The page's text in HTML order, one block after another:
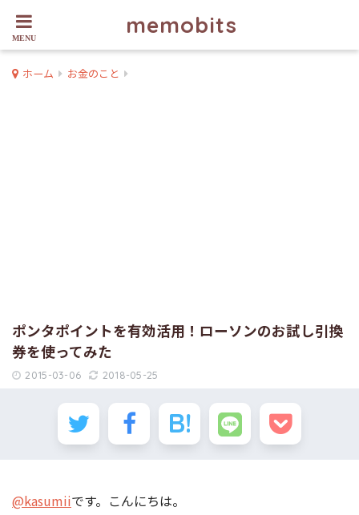
memobits
ホーム お金のこと
ポンタポイントを有効活用！ローソンのお試し引換
券を使ってみた
2015-03-06 2018-05-25
@kasumiiです。こんにちは。